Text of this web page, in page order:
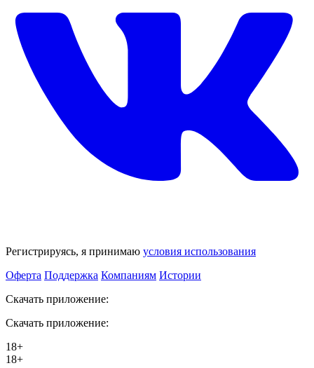
Регистрируясь, я принимаю условия использования
Оферта Поддержка Компаниям Истории
Скачать приложение:
Скачать приложение:
18+
18+